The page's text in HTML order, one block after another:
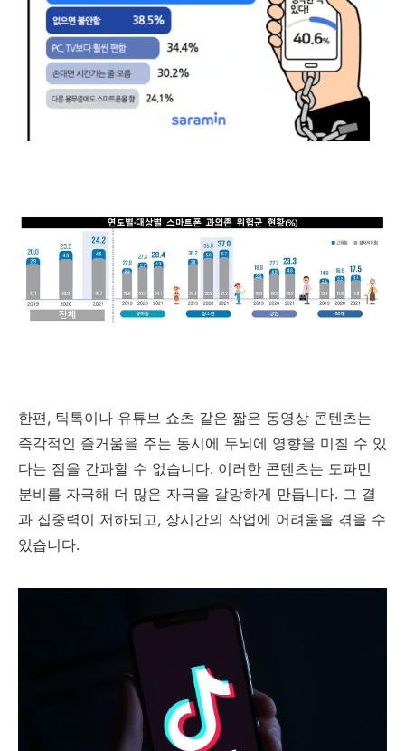
한편, 틱톡이나 유튜브 쇼츠 같은 짧은 동영상 콘텐츠는
즉각적인 즐거움을 주는 동시에 두뇌에 영향을 미칠 수 있
다는 점을 간과할 수 없습니다. 이러한 콘텐츠는 도파민
분비를 자극해 더 많은 자극을 갈망하게 만듭니다. 그 결
과 집중력이 저하되고, 장시간의 작업에 어려움을 겪을 수
있습니다.